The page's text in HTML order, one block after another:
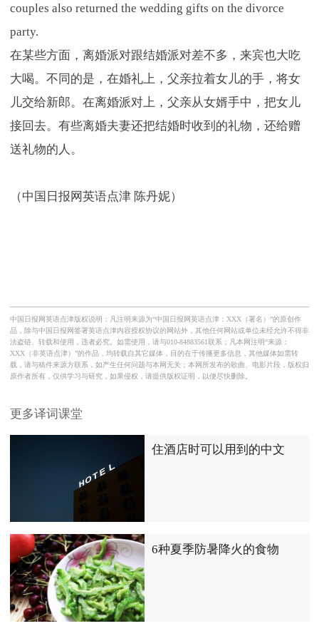
couples also returned the wedding gifts on the divorce
party.
在某些方面，离婚派对跟结婚派对差不多，来宾也大吃
大喝。不同的是，在婚礼上，父亲拉着女儿的手，将女
儿交给新郎。在离婚派对上，父亲从女婿手中，把女儿
接回去。有些离婚夫妻还把结婚时收到的礼物，还给赠
送礼物的人。
（中国日报网英语点津 陈丹妮）
中国日报网英语点津版权说明：凡注明来源为“中国日报网英语点津：XXX（署名）”的原创作
品，除与中国日报网签署英语点津内容授权协议的网站外，其他任何网站或单位未经允许不得非
法盗链、转载和使用，违者必究。如需使用，请与010-84883561联系；凡本网注明“来源：
XXX（非英语点津）”的作品，均转载自其它媒体，目的在于传播更多信息，其他媒体如需转
载，请与稿件来源方联系，如产生任何问题与本网无关；本网所发布的歌曲、电影片段，版权归
原作者所有，仅供学习与研究，如果侵权，请提供版权证明，以便尽快删除。
更多译词课堂
住酒店时可以用到的中文
6种夏季防暑降火的食物